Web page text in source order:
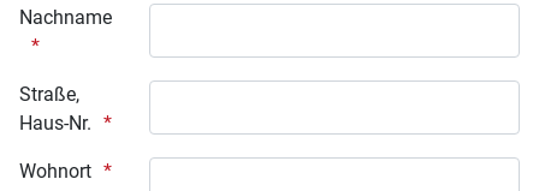
Nachname
Straße,
Haus-Nr.
Wohnort